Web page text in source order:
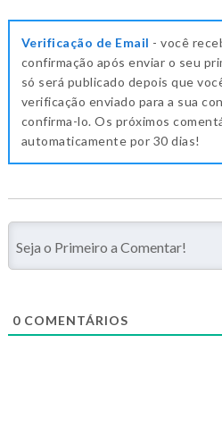
Verificação de Email - você
confirmação após enviar o seu
só será publicado depois que
verificação enviado para a sua
confirma-lo. Os próximos
automaticamente por 30 dias!
0 COMENTÁRIOS